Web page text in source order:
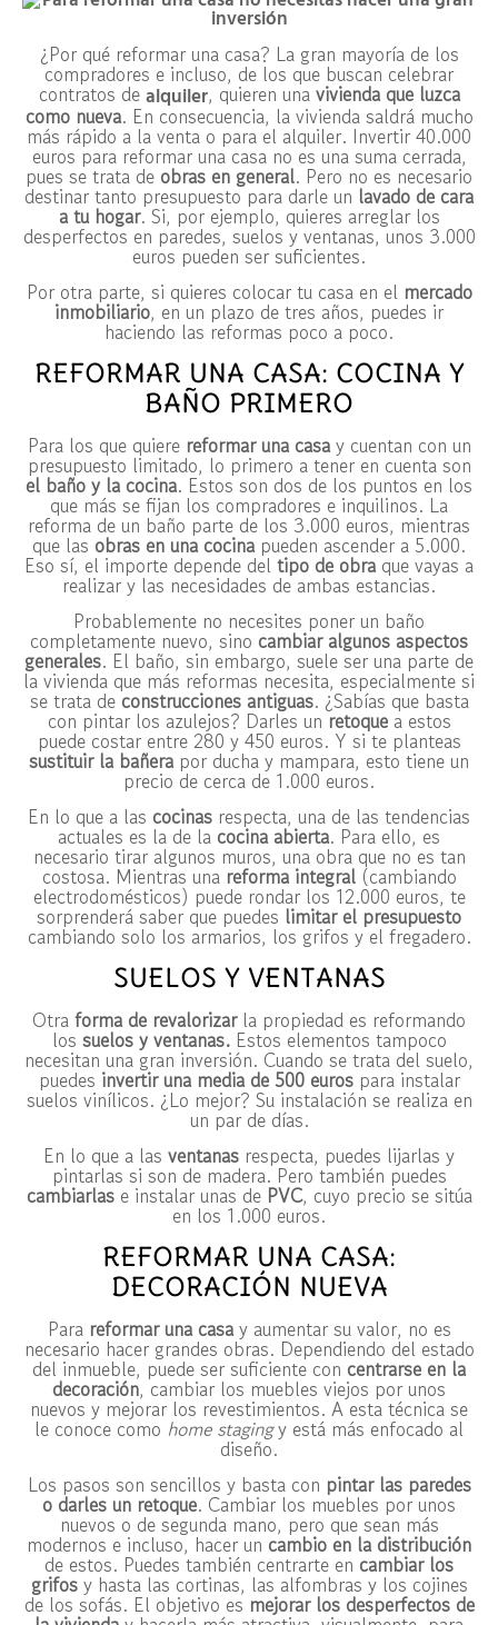
¿Por qué reformar una casa? La gran mayoría de los
compradores e incluso, de los que buscan celebrar
contratos de alquiler, quieren una vivienda que luzca
como nueva. En consecuencia, la vivienda saldrá mucho
más rápido a la venta o para el alquiler. Invertir 40.000
euros para reformar una casa no es una suma cerrada,
pues se trata de obras en general. Pero no es necesario
destinar tanto presupuesto para darle un lavado de cara
a tu hogar. Si, por ejemplo, quieres arreglar los
desperfectos en paredes, suelos y ventanas, unos 3.000
euros pueden ser suficientes.
Por otra parte, si quieres colocar tu casa en el mercado
inmobiliario, en un plazo de tres años, puedes ir
haciendo las reformas poco a poco.
REFORMAR UNA CASA: COCINA Y
BAÑO PRIMERO
Para los que quiere reformar una casay cuentan con un
presupuesto limitado, lo primero a tener en cuenta son
el baño y la cocina. Estos son dos de los puntos en los
que más se fijan los compradores e inquilinos. La
reforma de un baño parte de los 3.000 euros, mientras
que las obras en una cocina pueden ascender a 5.000.
Eso sí, el importe depende del tipo de obra que vayas a
realizar y las necesidades de ambas estancias.
Probablemente no necesites poner un baño
completamente nuevo, sino cambiar algunos aspectos
generales. El baño, sin embargo, suele ser una parte de
la vivienda que más reformas necesita, especialmente si
se trata de construcciones antiguas. ¿Sabías que basta
con pintar los azulejos? Darles unretoquea estos
puede costar entre 280 y 450 euros. Y si te planteas
sustituir la bañera por ducha y mampara, esto tiene un
precio de cerca de 1.000 euros.
En lo que a las cocinas respecta, una de las tendencias
actuales es la de la cocina abierta. Para ello, es
necesario tirar algunos muros, una obra que no es tan
costosa. Mientras una reforma integral(cambiando
electrodomésticos) puede rondar los 12.000 euros, te
sorprenderá saber que puedes limitar el presupuesto
cambiando solo los armarios, los grifos y el fregadero.
SUELOS Y VENTANAS
Otra forma de revalorizarla propiedad es reformando
los suelos y ventanas.Estos elementos tampoco
necesitan una gran inversión. Cuando se trata del suelo,
puedes invertir una media de 500 eurospara instalar
suelos vinílicos. ¿Lo mejor? Su instalación se realiza en
un par de días.
En lo que a las ventanas respecta, puedes lijarlas y
pintarlas si son de madera. Pero también puedes
cambiarlase instalar unas de PVC, cuyo precio se sitúa
en los 1.000 euros.
REFORMAR UNA CASA:
DECORACIÓN NUEVA
Para reformar una casay aumentar su valor, no es
necesario hacer grandes obras. Dependiendo del estado
del inmueble, puede ser suficiente con centrarse en la
decoración, cambiar los muebles viejos por unos
nuevos y mejorar los revestimientos. A esta técnica se
le conoce como home stagingy está más enfocado al
diseño.
Los pasos son sencillos y basta con pintar las paredes
o darles un retoque. Cambiar los muebles por unos
nuevos o de segunda mano, pero que sean más
modernos e incluso, hacer un cambio en la distribución
de estos. Puedes también centrarte en cambiar los
grifosy hasta las cortinas, las alfombras y los cojines
de los sofás. El objetivo es mejorar los desperfectos de